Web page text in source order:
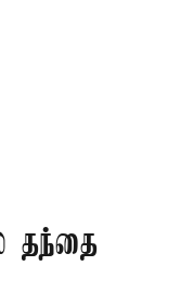
தந்தை